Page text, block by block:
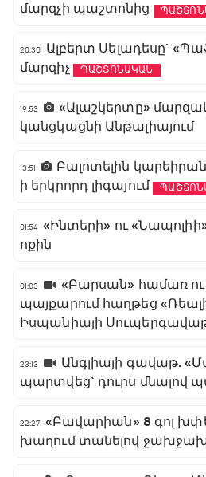
մարզչի պաշտոնից
20:30
Ալբերտ Սելադեսը`
մարզիչ
ՊԱՇՏՈՆԱԿԱՆ
19:53
«Ալաշկերտը»
կանցկացնի Անթալիայում
13:51
Բալոտելին
ի երկրորդ լիգայում
01:54 «Ինտերի» ու
ոքին
01:03
«Բարսան» համառ
պայքարում հաղթեց
Իսպանիայի
23:13
Անգլիայի գավաթ.
պարտվեց` դուրս մնալով
22:27 «Բավարիան» 8 գոլ
խաղում տանելով